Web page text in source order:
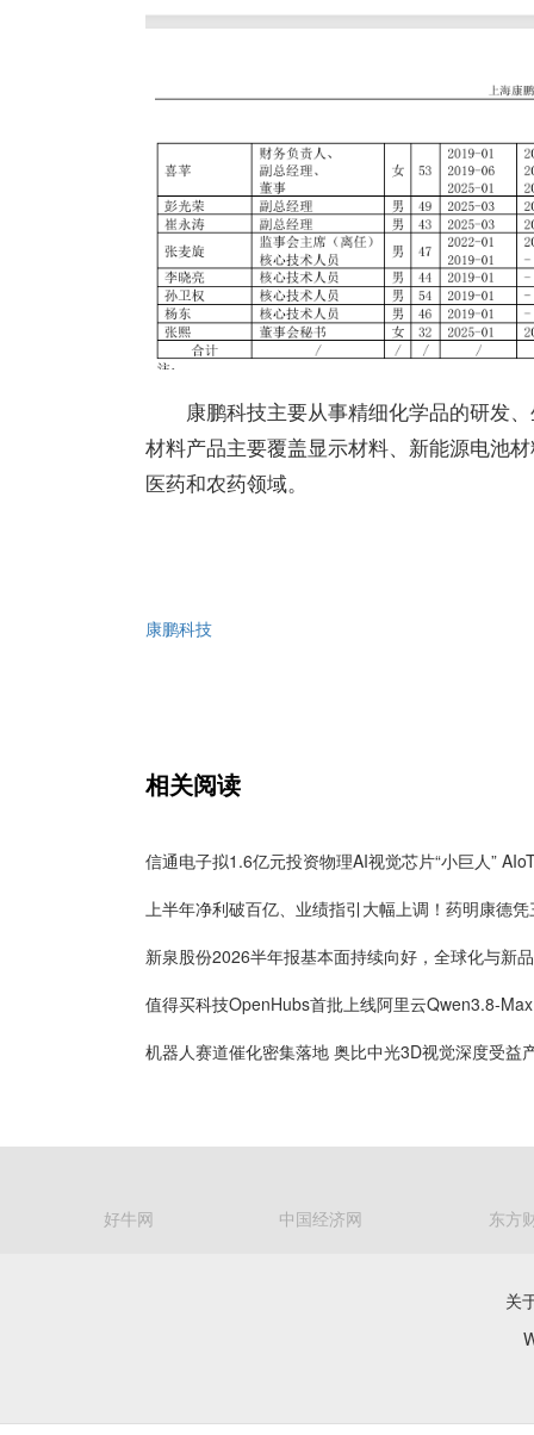
康鹏科技主要从事精细化学品的研发
材料产品主要覆盖显示材料、新能源电池
医药和农药领域。
康鹏科技
相关阅读
好牛网 中国经济网 东方
关